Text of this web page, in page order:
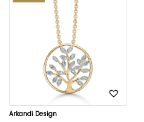
Arkandi Design